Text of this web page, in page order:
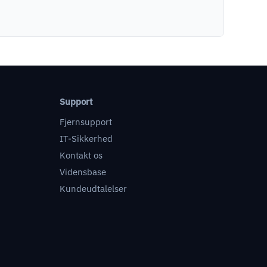
Support
Fjernsupport
IT-Sikkerhed
Kontakt os
Vidensbase
Kundeudtalelser